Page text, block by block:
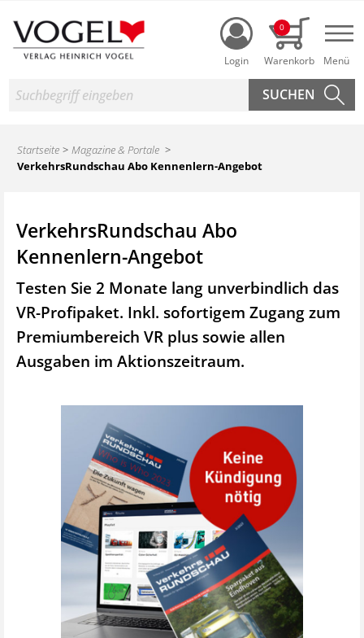
Login
0
Suche
Startseite
Magazine & Portale
VerkehrsRundschau Abo Kennenlern-Angebot
VerkehrsRundschau Abo
Kennenlern-Angebot
Testen Sie 2 Monate lang unverbindlich das
VR-Profipaket. Inkl. sofortigem Zugang zum
Premiumbereich VR plus sowie allen
Ausgaben im Aktionszeitraum.